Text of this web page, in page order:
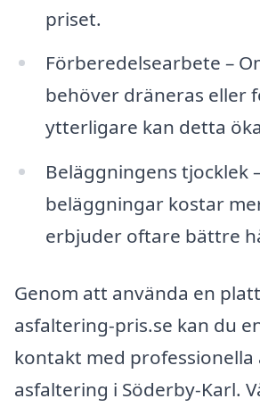
priset.
Förberedelsearbete –
behöver dräneras eller
ytterligare kan detta
Beläggningens tjocklek
beläggningar kostar
erbjuder oftare bättre
Genom att använda en
asfaltering-pris.se kan du
kontakt med
asfaltering i Söderby-Karl.